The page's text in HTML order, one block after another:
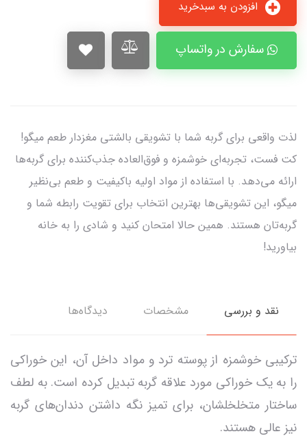
سفارش در واتساپ
لذت واقعی برای گربه شما با تشویقی بالشتی مغزدار طعم میگو!
کت فست، تجربه‌ای خوشمزه و فوق‌العاده جذب‌کننده برای گربه‌ها
ارائه می‌دهد. با استفاده از مواد اولیه باکیفیت و طعم بی‌نظیر
میگو، این تشویقی‌ها بهترین انتخاب برای تقویت رابطه شما و
گربه‌تان هستند. همین حالا امتحان کنید و شادی را به خانه
بیاورید!
نقد و بررسی مشخصات دیدگاه‌ها
ترکیبی خوشمزه از پوسته ترد و مواد داخل آن، این خوراکی
را به یک خوراکی مورد علاقه گربه تبدیل کرده است. به لطف
ساختار متخلخلشان، برای تمیز نگه داشتن دندان‌های گربه
نیز عالی هستند.